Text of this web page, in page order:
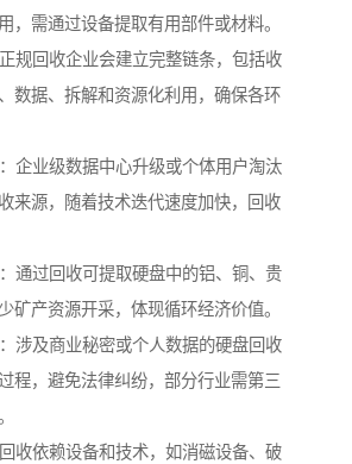
，需通过设备提取有用部件或材料。
规回收企业会建立完整链条，包括收
数据、拆解和资源化利用，确保各环
企业级数据中心升级或个体用户淘汰
来源，随着技术迭代速度加快，回收
通过回收可提取硬盘中的铝、铜、贵
矿产资源开采，体现循环经济价值。
涉及商业秘密或个人数据的硬盘回收
程，避免法律纠纷，部分行业需第三
收依赖设备和技术，如消磁设备、破